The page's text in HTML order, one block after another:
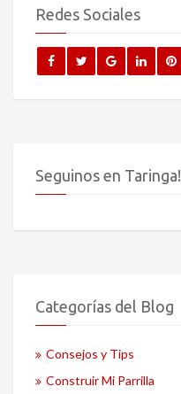
Redes Sociales
Seguinos en Taringa!
Categorías del Blog
Consejos y Tips
Construir Mi Parrilla